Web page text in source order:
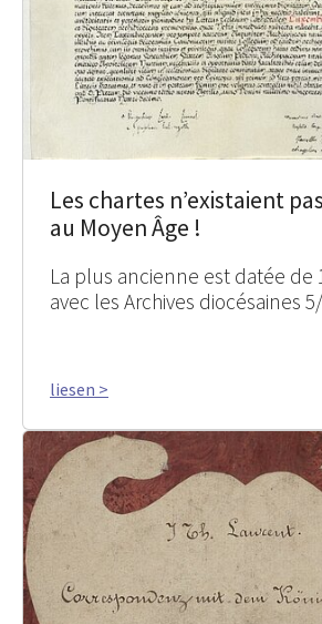
Les chartes n’existaient
au Moyen Âge !
La plus ancienne est datée de
avec les Archives diocésaines
liesen >